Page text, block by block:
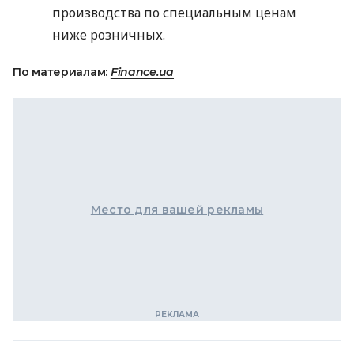
производства по специальным ценам
ниже розничных.
По материалам: Finance.ua
Место для вашей рекламы